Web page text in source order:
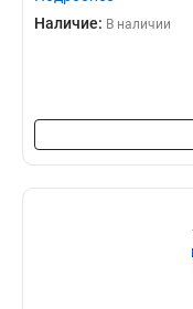
Наличие: В наличии